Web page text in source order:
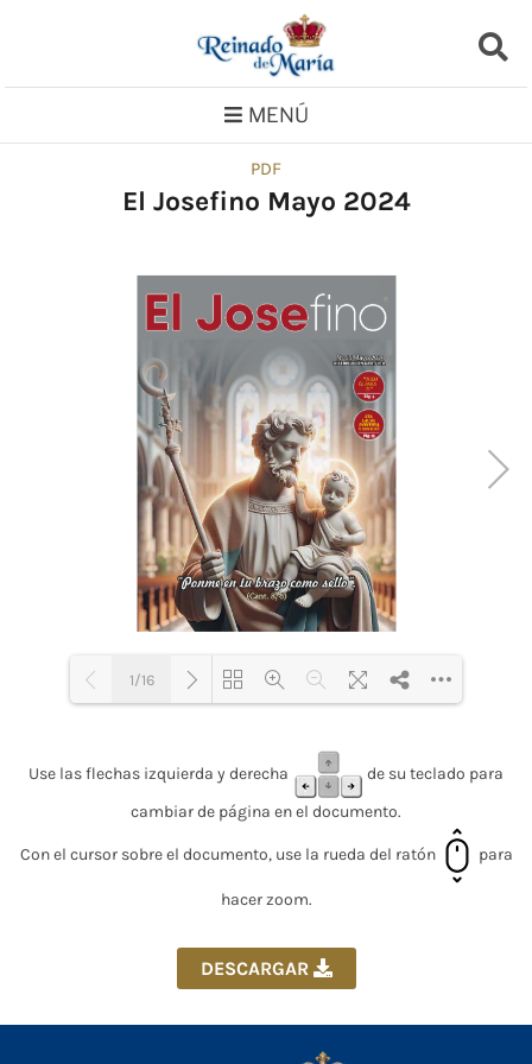
MENÚ
PDF
El Josefino Mayo 2024
Loading PDF 53% ...
1/16
Use las flechas izquierda y derecha
de su teclado para
cambiar de página en el documento.
Con el cursor sobre el documento, use la rueda del ratón para
hacer zoom.
DESCARGAR